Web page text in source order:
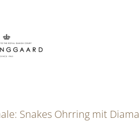
Snakes Ohrring mit